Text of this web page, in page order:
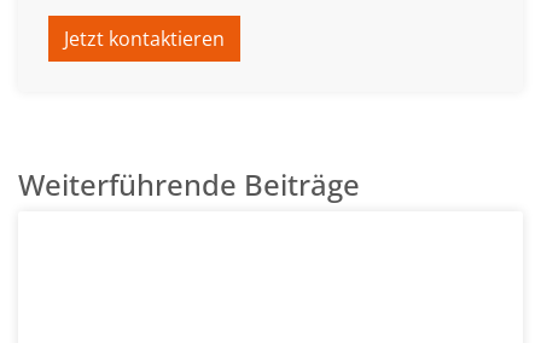
Jetzt kontaktieren
Weiterführende Beiträge